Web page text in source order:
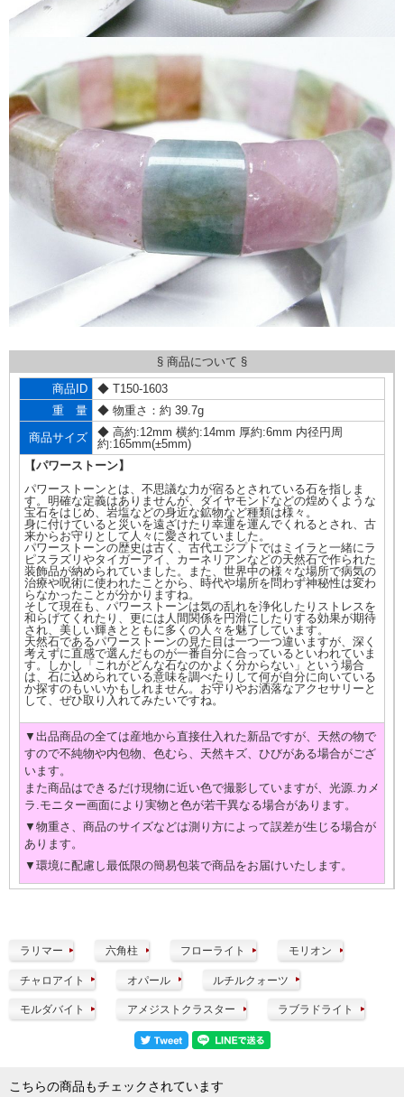
§ 商品について §
商品ID
◆ T150-1603
重 量
◆ 物重さ：約 39.7g
商品サイズ
◆ 高約:12mm 横約:14mm 厚約:6mm 内径円周
約:165mm(±5mm)
【パワーストーン】
パワーストーンとは、不思議な力が宿るとされている石を指しま
す。明確な定義はありませんが、ダイヤモンドなどの煌めくような
宝石をはじめ、岩塩などの身近な鉱物など種類は様々。
身に付けていると災いを遠ざけたり幸運を運んでくれるとされ、古
来からお守りとして人々に愛されていました。
パワーストーンの歴史は古く、古代エジプトではミイラと一緒にラ
ピスラズリやタイガーアイ、カーネリアンなどの天然石で作られた
装飾品が納められていました。また、世界中の様々な場所で病気の
治療や呪術に使われたことから、時代や場所を問わず神秘性は変わ
らなかったことが分かりますね。
そして現在も、パワーストーンは気の乱れを浄化したりストレスを
和らげてくれたり、更には人間関係を円滑にしたりする効果が期待
され、美しい輝きとともに多くの人々を魅了しています。
天然石であるパワーストーンの見た目は一つ一つ違いますが、深く
考えずに直感で選んだものが一番自分に合っているといわれていま
す。しかし「これがどんな石なのかよく分からない」という場合
は、石に込められている意味を調べたりして何が自分に向いている
か探すのもいいかもしれません。お守りやお洒落なアクセサリーと
して、ぜひ取り入れてみたいですね。
▼出品商品の全ては産地から直接仕入れた新品ですが、天然の物で
すので不純物や内包物、色むら、天然キズ、ひびがある場合がござ
います。
また商品はできるだけ現物に近い色で撮影していますが、光源.カメ
ラ.モニター画面により実物と色が若干異なる場合があります。
▼物重さ、商品のサイズなどは測り方によって誤差が生じる場合が
あります。
▼環境に配慮し最低限の簡易包装で商品をお届けいたします。
ラリマー 六角柱 フローライト モリオン
チャロアイト オパール ルチルクォーツ
モルダバイト アメジストクラスター ラブラドライト
こちらの商品もチェックされています